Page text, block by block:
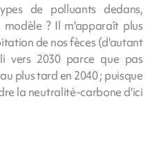
de polluants dedans,
? Il m'apparaît plus
de nos fèces (d'autant
vers 2030 parce que pas
plus tard en 2040 ; puisque
la neutralité-carbone d'ici